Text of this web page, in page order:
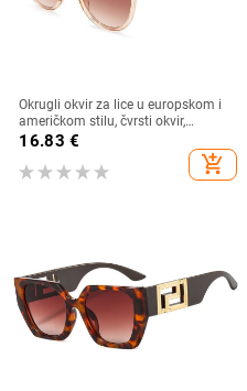
Okrugli okvir za lice u europskom i
američkom stilu, čvrsti okvir,
moderne retro okrugle metalne
naočale
16.83 €
add_shopping_cart